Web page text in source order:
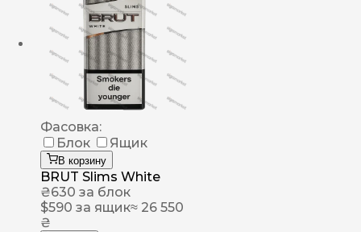
Фасовка:
Блок
Ящик
В корзину
BRUT Slims White
₴630 за блок
$590 за ящик≈ 26 550
₴